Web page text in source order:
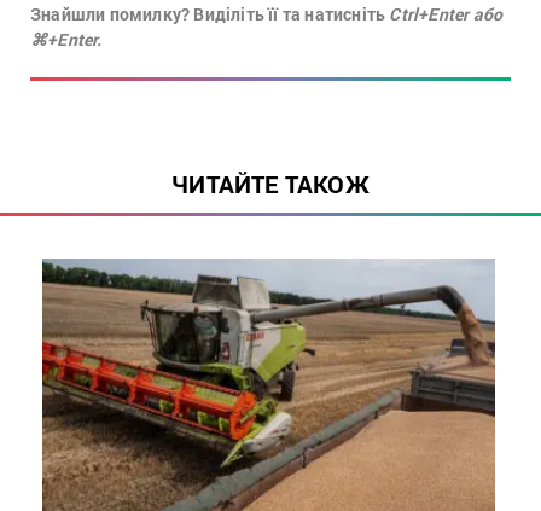
Знайшли помилку? Виділіть її та натисніть Ctrl+Enter або
⌘+Enter.
ЧИТАЙТЕ ТАКОЖ